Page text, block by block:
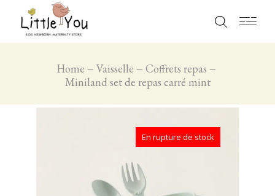
Home Vaisselle
Coffrets repas
Miniland set de repas carré mint
En rupture de stock